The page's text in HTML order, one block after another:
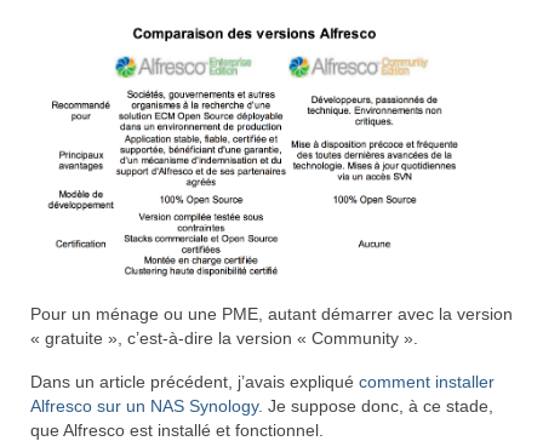
Pour un ménage ou une PME, autant démarrer avec la version
« gratuite », c’est-à-dire la version « Community ».
Dans un article précédent, j’avais expliqué comment installer
Alfresco sur un NAS Synology. Je suppose donc, à ce stade,
que Alfresco est installé et fonctionnel.